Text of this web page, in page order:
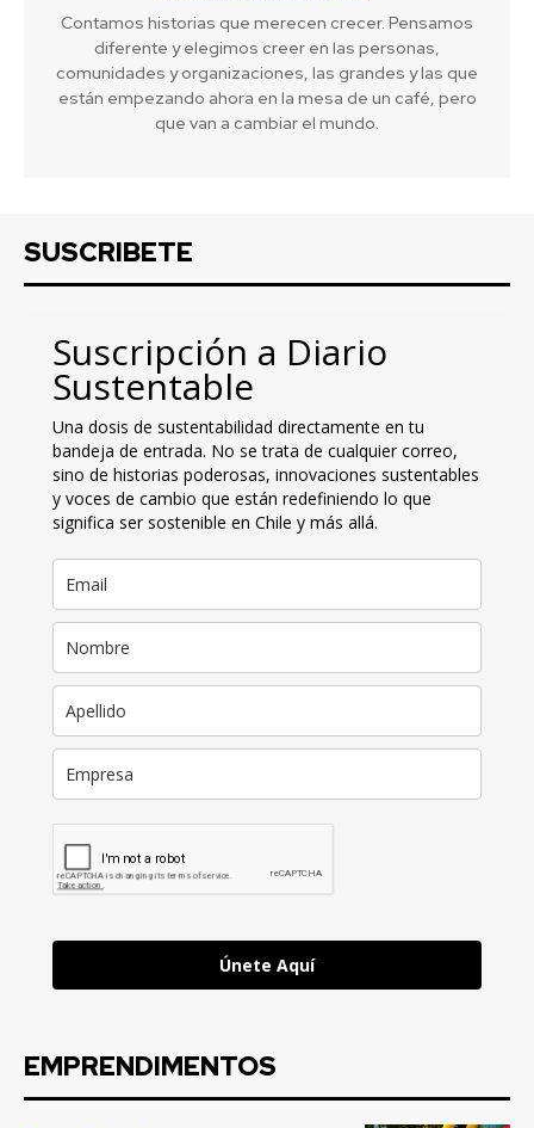
Contamos historias que merecen crecer. Pensamos
diferente y elegimos creer en las personas,
comunidades y organizaciones, las grandes y las que
están empezando ahora en la mesa de un café, pero
que van a cambiar el mundo.
SUSCRIBETE
Suscripción a Diario
Sustentable
Una dosis de sustentabilidad directamente en tu
bandeja de entrada. No se trata de cualquier correo,
sino de historias poderosas, innovaciones sustentables
y voces de cambio que están redefiniendo lo que
significa ser sostenible en Chile y más allá.
Únete Aquí
EMPRENDIMENTOS